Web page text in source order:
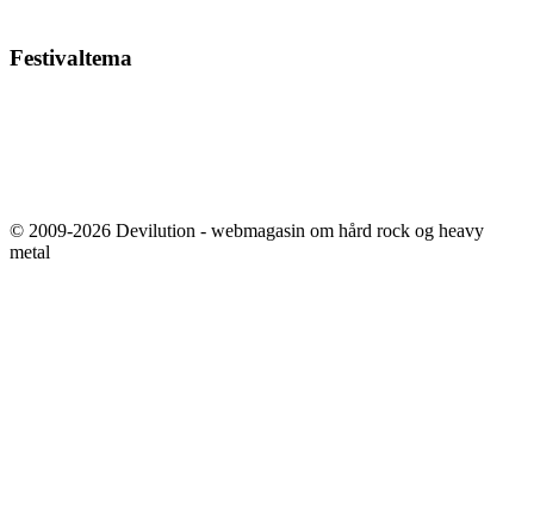
Festivaltema
© 2009-2026 Devilution - webmagasin om hård rock og heavy
metal